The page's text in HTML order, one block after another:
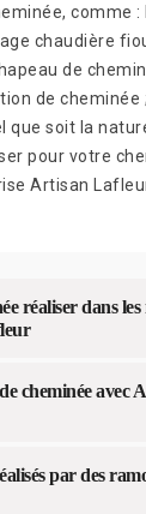
comme :
chaudière
de
de cheminée
que soit la
pour votre
Artisan
réaliser dans les
cheminée avec
par des